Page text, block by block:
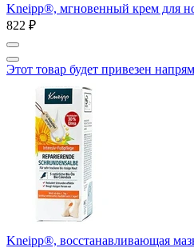
Kneipp®, мгновенный крем для
822 ₽
Этот товар будет привезен
Kneipp®, восстанавливающая